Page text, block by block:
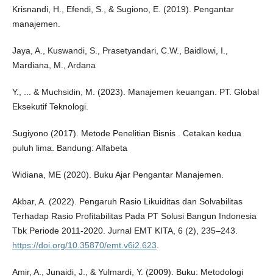
Krisnandi, H., Efendi, S., & Sugiono, E. (2019). Pengantar
manajemen.
Jaya, A., Kuswandi, S., Prasetyandari, C.W., Baidlowi, I.,
Mardiana, M., Ardana
Y., ... & Muchsidin, M. (2023). Manajemen keuangan. PT. Global
Eksekutif Teknologi.
Sugiyono (2017). Metode Penelitian Bisnis . Cetakan kedua
puluh lima. Bandung: Alfabeta
Widiana, ME (2020). Buku Ajar Pengantar Manajemen.
Akbar, A. (2022). Pengaruh Rasio Likuiditas dan Solvabilitas
Terhadap Rasio Profitabilitas Pada PT Solusi Bangun Indonesia
Tbk Periode 2011-2020. Jurnal EMT KITA, 6 (2), 235–243.
https://doi.org/10.35870/emt.v6i2.623.
Amir, A., Junaidi, J., & Yulmardi, Y. (2009). Buku: Metodologi